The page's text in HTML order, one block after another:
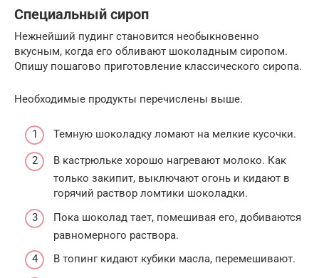
Специальный сироп
Нежнейший пудинг становится необыкновенно
вкусным, когда его обливают шоколадным сиропом.
Опишу пошагово приготовление классического сиропа.
Необходимые продукты перечислены выше.
Темную шоколадку ломают на мелкие кусочки.
В кастрюльке хорошо нагревают молоко. Как
только закипит, выключают огонь и кидают в
горячий раствор ломтики шоколадки.
Пока шоколад тает, помешивая его, добиваются
равномерного раствора.
В топинг кидают кубики масла, перемешивают.